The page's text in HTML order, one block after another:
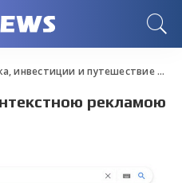
инвестиции и путешествие>
рекламою